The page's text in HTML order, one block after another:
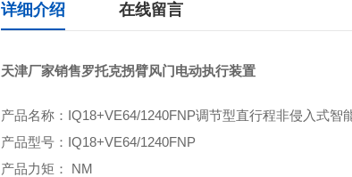
详细介绍 在线留言
天津厂家销售罗托克拐臂风门电动执行装置
产品名称： IQ18+VE64/1240FNP调节型直行程非侵入式智
产品型号： IQ18+VE64/1240FNP
产品力矩： NM